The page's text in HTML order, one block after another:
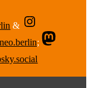
&
;